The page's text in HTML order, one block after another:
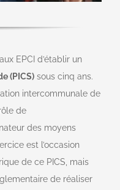
EPCI d’établir un
(PICS)sous cinq ans.
intercommunale de
de
des moyens
est l’occasion
de ce PICS, mais
de réaliser